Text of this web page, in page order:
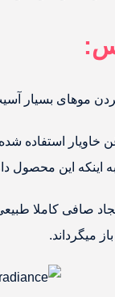
موهای بسیار
خاویار استفاده
میگرداند.